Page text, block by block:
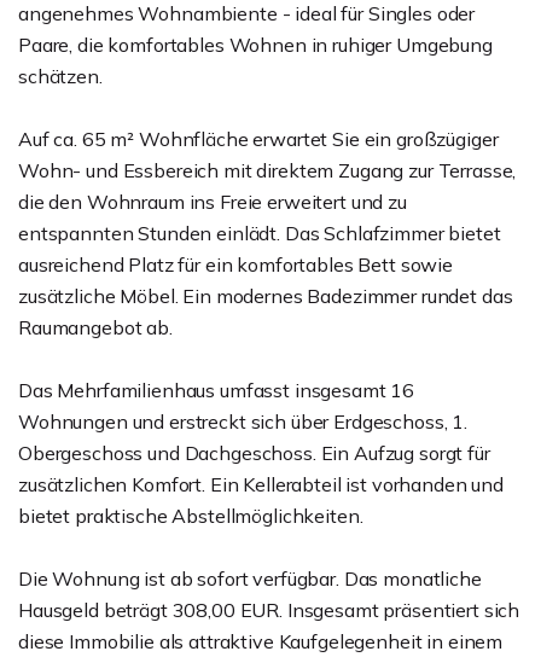
angenehmes Wohnambiente - ideal für Singles oder
Paare, die komfortables Wohnen in ruhiger Umgebung
schätzen.
Auf ca. 65 m² Wohnfläche erwartet Sie ein großzügiger
Wohn- und Essbereich mit direktem Zugang zur Terrasse,
die den Wohnraum ins Freie erweitert und zu
entspannten Stunden einlädt. Das Schlafzimmer bietet
ausreichend Platz für ein komfortables Bett sowie
zusätzliche Möbel. Ein modernes Badezimmer rundet das
Raumangebot ab.
Das Mehrfamilienhaus umfasst insgesamt 16
Wohnungen und erstreckt sich über Erdgeschoss, 1.
Obergeschoss und Dachgeschoss. Ein Aufzug sorgt für
zusätzlichen Komfort. Ein Kellerabteil ist vorhanden und
bietet praktische Abstellmöglichkeiten.
Die Wohnung ist ab sofort verfügbar. Das monatliche
Hausgeld beträgt 308,00 EUR. Insgesamt präsentiert sich
diese Immobilie als attraktive Kaufgelegenheit in einem